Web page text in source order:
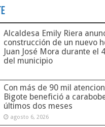
Alcaldesa Emily Riera
construcción de un nuevo
Juan José Mora durante el
del municipio
Con más de 90 mil
Bigote benefició a
últimos dos meses
agosto 6, 2026